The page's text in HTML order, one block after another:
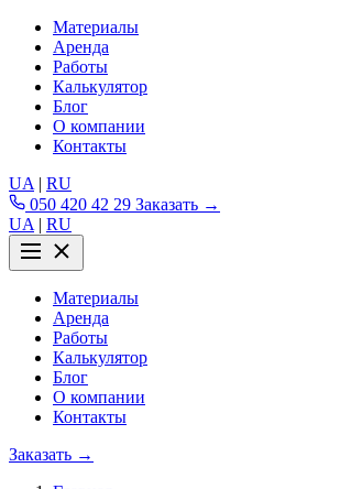
Материалы
Аренда
Работы
Калькулятор
Блог
О компании
Контакты
UA | RU
050 420 42 29 Заказать →
UA | RU
Материалы
Аренда
Работы
Калькулятор
Блог
О компании
Контакты
Заказать →